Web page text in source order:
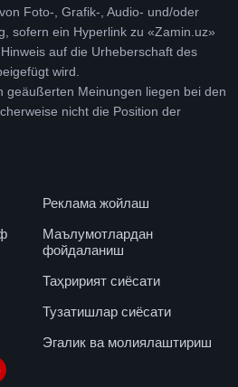
Foto-, Grafik-, Audio- und/oder
sofern ein Hyperlink zu «Zamin.uz»
auf die Urheberschaft des
wird.
geäußerten Meinungen liegen bei den
nicht die Position der
Реклама жойлаш
Маълумотлардан
фойдаланиш
Таҳририят сиёсати
Тузатишлар сиёсати
Эгалик ва молиялаштириш